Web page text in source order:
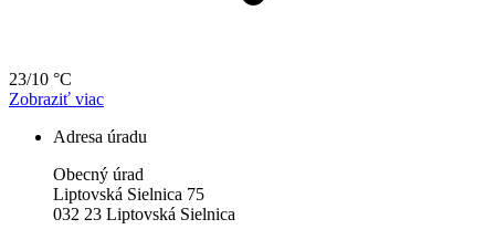
23/10 °C
Zobraziť viac
Adresa úradu
Obecný úrad
Liptovská Sielnica 75
032 23 Liptovská Sielnica